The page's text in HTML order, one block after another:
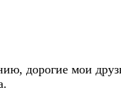
дорогие мои